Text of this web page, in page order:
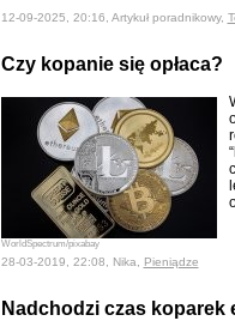
12-09-2025, 20:16, Artykuł poradnikowy,
Czy kopanie się opłaca?
WorldSpectrum/pixabay
28-03-2019, 22:08, Nika, Pieniądze
Nadchodzi czas koparek